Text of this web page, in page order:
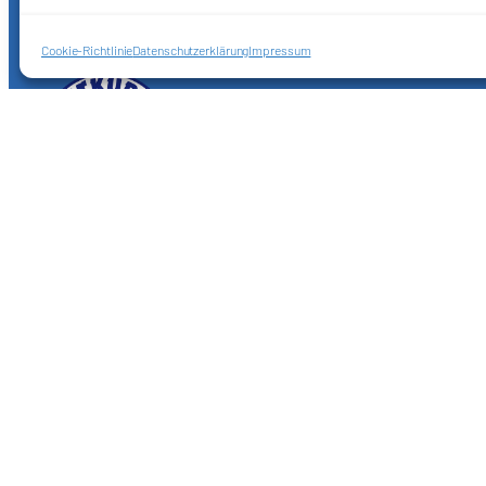
Cookie-RichtlinieDatenschutzerklärungImpressum